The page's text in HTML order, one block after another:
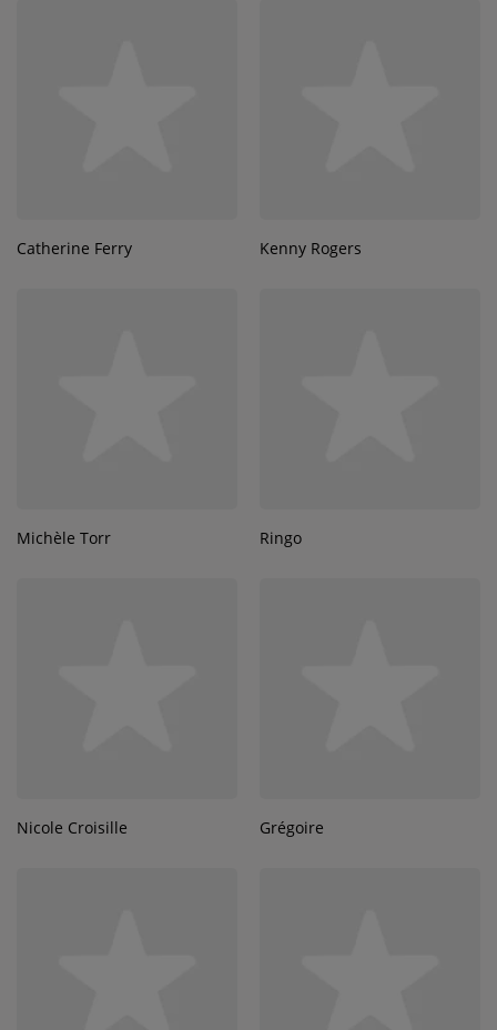
Catherine Ferry Kenny Rogers
Michèle Torr Ringo
Nicole Croisille Grégoire